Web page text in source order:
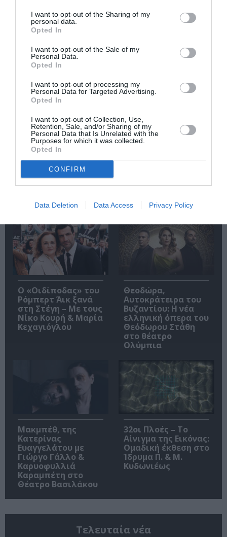
I want to opt-out of the Sharing of my
personal data.
Opted In
I want to opt-out of the Sale of my
Personal Data.
Opted In
I want to opt-out of processing my
Personal Data for Targeted Advertising.
Opted In
I want to opt-out of Collection, Use,
Retention, Sale, and/or Sharing of my
Personal Data that Is Unrelated with the
Purposes for which it was collected.
Opted In
CONFIRM
Data Deletion Data Access Privacy Policy
Τα Στενά
Παπούτσια, της
Ζωρζ Σαρή σε
Αθανασίας
Καλογιάννη στον
Κινηματογράφο
Αθηναία
Παράξενος βυθός –
Ο Ψαράς ο
του Πέτρου Α.
Καφαντόγια στη
Σαρωνίδα
Δημοφιλή Άρθρα
O «Οιδίποδας» του
Ρόμπερτ Άικ ξανά
στη Στέγη – Με τους
Νίκο Κουρή & Μαρία
Κεχαγιόγλου
Θεοδώρα,
Αυτοκράτειρα του
Βυζαντίου: Η νέα
ελληνική όπερα του
Θεόδωρου Στάθη
στο θέατρο
Ολύμπια
Μακμπέθ, της
Κατερίνας
Ευαγγελάτου με
Γιώργο Γάλλο &
Καρυοφυλλιά
Καραμπέτη στο
Θέατρο Βασιλάκου
32οι Πλοές – Το
Αίνιγμα της Εικόνας:
Ομαδική έκθεση στο
Ίδρυμα Π. & Μ.
Κυδωνιέως
Τελευταία νέα